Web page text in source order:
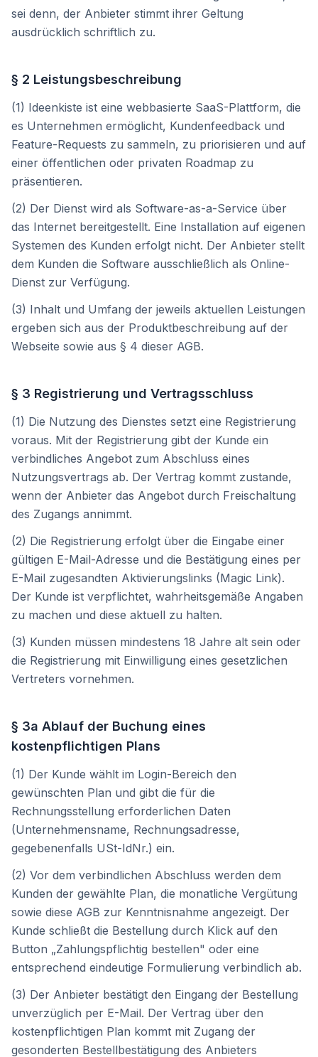
sei denn, der Anbieter stimmt ihrer Geltung
ausdrücklich schriftlich zu.
§ 2 Leistungsbeschreibung
(1) Ideenkiste ist eine webbasierte SaaS-Plattform, die
es Unternehmen ermöglicht, Kundenfeedback und
Feature-Requests zu sammeln, zu priorisieren und auf
einer öffentlichen oder privaten Roadmap zu
präsentieren.
(2) Der Dienst wird als Software-as-a-Service über
das Internet bereitgestellt. Eine Installation auf eigenen
Systemen des Kunden erfolgt nicht. Der Anbieter stellt
dem Kunden die Software ausschließlich als Online-
Dienst zur Verfügung.
(3) Inhalt und Umfang der jeweils aktuellen Leistungen
ergeben sich aus der Produktbeschreibung auf der
Webseite sowie aus § 4 dieser AGB.
§ 3 Registrierung und Vertragsschluss
(1) Die Nutzung des Dienstes setzt eine Registrierung
voraus. Mit der Registrierung gibt der Kunde ein
verbindliches Angebot zum Abschluss eines
Nutzungsvertrags ab. Der Vertrag kommt zustande,
wenn der Anbieter das Angebot durch Freischaltung
des Zugangs annimmt.
(2) Die Registrierung erfolgt über die Eingabe einer
gültigen E-Mail-Adresse und die Bestätigung eines per
E-Mail zugesandten Aktivierungslinks (Magic Link).
Der Kunde ist verpflichtet, wahrheitsgemäße Angaben
zu machen und diese aktuell zu halten.
(3) Kunden müssen mindestens 18 Jahre alt sein oder
die Registrierung mit Einwilligung eines gesetzlichen
Vertreters vornehmen.
§ 3a Ablauf der Buchung eines
kostenpflichtigen Plans
(1) Der Kunde wählt im Login-Bereich den
gewünschten Plan und gibt die für die
Rechnungsstellung erforderlichen Daten
(Unternehmensname, Rechnungsadresse,
gegebenenfalls USt-IdNr.) ein.
(2) Vor dem verbindlichen Abschluss werden dem
Kunden der gewählte Plan, die monatliche Vergütung
sowie diese AGB zur Kenntnisnahme angezeigt. Der
Kunde schließt die Bestellung durch Klick auf den
Button „Zahlungspflichtig bestellen" oder eine
entsprechend eindeutige Formulierung verbindlich ab.
(3) Der Anbieter bestätigt den Eingang der Bestellung
unverzüglich per E-Mail. Der Vertrag über den
kostenpflichtigen Plan kommt mit Zugang der
gesonderten Bestellbestätigung des Anbieters